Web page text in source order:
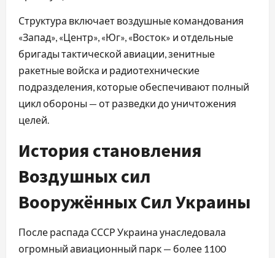
Структура включает воздушные командования
«Запад», «Центр», «Юг», «Восток» и отдельные
бригады тактической авиации, зенитные
ракетные войска и радиотехнические
подразделения, которые обеспечивают полный
цикл обороны — от разведки до уничтожения
целей.
История становления
Воздушных сил
Вооружённых Сил Украины
После распада СССР Украина унаследовала
огромный авиационный парк — более 1100